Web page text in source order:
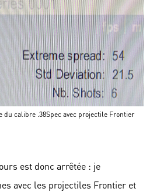
du calibre .38Spec avec projectile Frontier
est donc arrêtée : je
avec les projectiles Frontier et